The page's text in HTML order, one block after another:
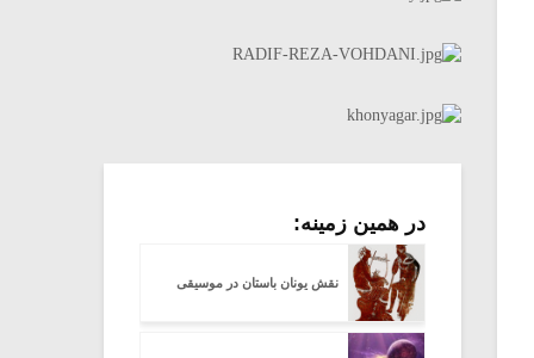
در همین زمینه:
نقش یونان باستان در موسیقی